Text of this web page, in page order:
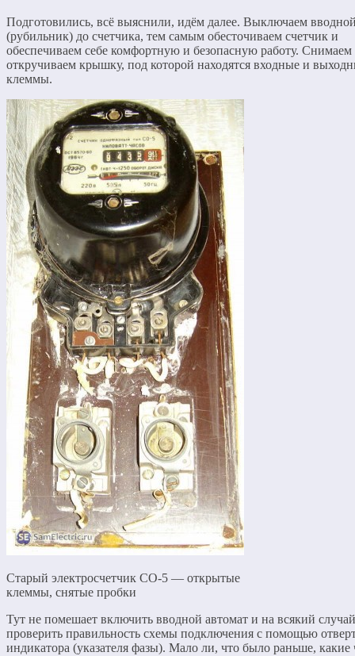
Подготовились, всё выяснили, идём далее. Выключаем
(рубильник) до счетчика, тем самым обесточиваем счетчик и
обеспечиваем себе комфортную и безопасную работу. Снимаем
откручиваем крышку, под которой находятся входные и
клеммы.
Старый электросчетчик СО-5 — открытые
клеммы, снятые пробки
Тут не помешает включить вводной автомат и на всякий случай
проверить правильность схемы подключения с помощью
индикатора (указателя фазы). Мало ли, что было раньше, какие